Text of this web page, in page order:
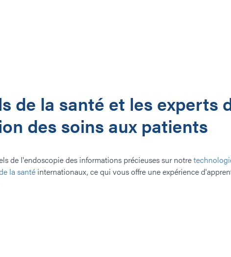
de la santé et les experts
des soins aux patients
de l'endoscopie des informations précieuses sur notre
la santé internationaux, ce qui vous offre une expérience